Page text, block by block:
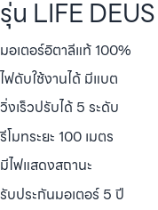
รุ่น LIFE DEUS
มอเตอร์อิตาลีแท้ 100%
ไฟดับใช้งานได้ มีแบต
วิ่งเร็วปรับได้ 5 ระดับ
รีโมทระยะ 100 เมตร
มีไฟแสดงสถานะ
รับประกันมอเตอร์ 5 ปี